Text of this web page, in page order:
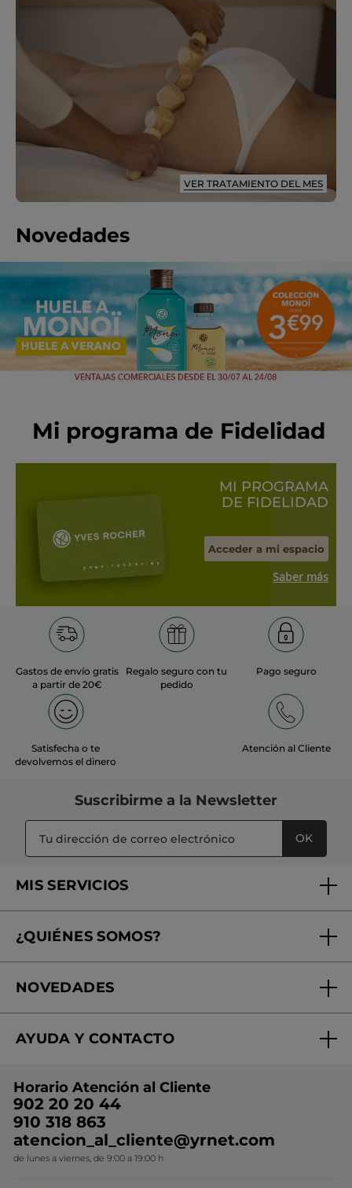
VER TRATAMIENTO DEL MES
Novedades
Mi programa de Fidelidad
MI PROGRAMA
DE FIDELIDAD
Acceder a mi espacio
Saber más
Gastos de envío gratis
a partir de 20€
Regalo seguro con tu
pedido
Pago seguro
Satisfecha o te
devolvemos el dinero
Atención al Cliente
Suscribirme a la Newsletter
OK
MIS SERVICIOS
Tratamientos de Belleza
Mi club Yves Rocher
¿QUIÉNES SOMOS?
¿Quiénes somos?
Nuestros compromisos
Conviértete en Franquiciada
NOVEDADES
Rebajas
Ideas de Regalo
Colección Monoi
Novedades del mes
AYUDA Y CONTACTO
Contacto
Horario Atención al Cliente
902 20 20 44
910 318 863
atencion_al_cliente@yrnet.com
de lunes a viernes, de 9:00 a 19:00 h